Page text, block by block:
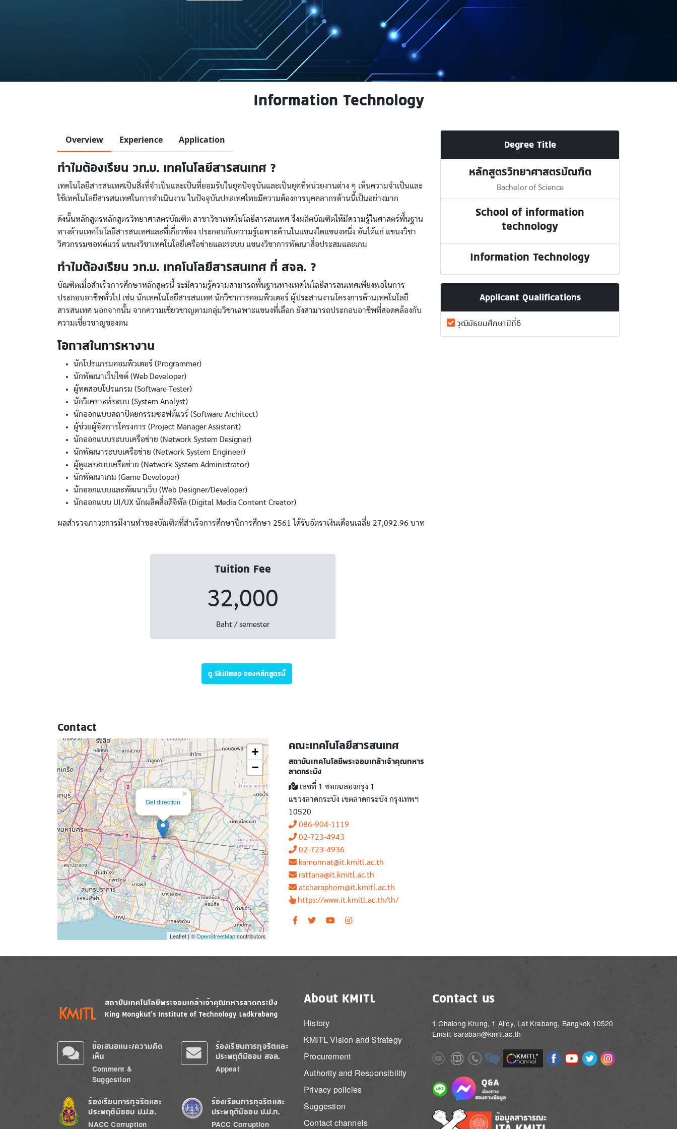
Information Technology
Overview Experience Application
ทำไมต้องเรียน วท.บ. เทคโนโลยีสารสนเทศ ?
เทคโนโลยีสารสนเทศเป็นสิ่งที่จำเป็นและเป็นที่ยอมรับในยุคปัจจุบันและเป็นยุคที่หน่วยงานต่าง ๆ เห็นความจำเป็นและ
ใช้เทคโนโลยีสารสนเทศในการดำเนินงาน ในปัจจุบันประเทศไทยมีความต้องการบุคคลากรด้านนี้เป็นอย่างมาก
ดังนั้นหลักสูตรหลักสูตรวิทยาศาสตรบัณฑิต สาขาวิชาเทคโนโลยีสารสนเทศ จึงผลิตบัณฑิตให้มีความรู้ในศาสตร์พื้นฐาน
ทางด้านเทคโนโลยีสารสนเทศและที่เกี่ยวข้อง ประกอบกับความรู้เฉพาะด้านในแขนงใดแขนงหนึ่ง อันได้แก่ แขนงวิชา
วิศวกรรมซอฟต์แวร์ แขนงวิชาเทคโนโลยีเครือข่ายและระบบ แขนงวิชาการพัฒนาสื่อประสมและเกม
ทำไมต้องเรียน วท.บ. เทคโนโลยีสารสนเทศ ที่ สจล. ?
บัณฑิตเมื่อสำเร็จการศึกษาหลักสูตรนี้ จะมีความรู้ความสามารถพื้นฐานทางเทคโนโลยีสารสนเทศเพียงพอในการ
ประกอบอาชีพทั่วไป เช่น นักเทคโนโลยีสารสนเทศ นักวิชาการคอมพิวเตอร์ ผู้ประสานงานโครงการด้านเทคโนโลยี
สารสนเทศ นอกจากนั้น จากความเชี่ยวชาญตามกลุ่มวิชาเฉพาะแขนงที่เลือก ยังสามารถประกอบอาชีพที่สอดคล้องกับ
ความเชี่ยวชาญของตน
โอกาสในการหางาน
นักโปรแกรมคอมพิวเตอร์ (Programmer)
นักพัฒนาเว็บไซต์ (Web Developer)
ผู้ทดสอบโปรแกรม (Software Tester)
นักวิเคราะห์ระบบ (System Analyst)
นักออกแบบสถาปัตยกรรมซอฟต์แวร์ (Software Architect)
ผู้ช่วยผู้จัดการโครงการ (Project Manager Assistant)
นักออกแบบระบบเครือข่าย (Network System Designer)
นักพัฒนาระบบเครือข่าย (Network System Engineer)
ผู้ดูแลระบบเครือข่าย (Network System Administrator)
นักพัฒนาเกม (Game Developer)
นักออกแบบและพัฒนาเว็บ (Web Designer/Developer)
นักออกแบบ UI/UX นักผลิตสื่อดิจิทัล (Digital Media Content Creator)
ผลสำรวจภาวะการมีงานทำของบัณฑิตที่สำเร็จการศึกษาปีการศึกษา 2561 ได้รับอัตราเงินเดือนเฉลี่ย 27,092.96 บาท
Tuition Fee
32,000
Baht / semester
ดู Skillmap ของหลักสูตรนี้
Contact
Get direction
×
+
−
Leaflet | ©OpenStreetMapcontributors
คณะเทคโนโลยีสารสนเทศ
สถาบันเทคโนโลยีพระจอมเกล้าเจ้าคุณทหาร
ลาดกระบัง
เลขที่ 1 ซอยฉลองกรุง 1
แขวงลาดกระบัง เขตลาดกระบัง กรุงเทพฯ
10520
086-904-1119
02-723-4943
02-723-4936
kamonnat@it.kmitl.ac.th
rattana@it.kmitl.ac.th
atcharaphorn@it.kmitl.ac.th
https://www.it.kmitl.ac.th/th/
Degree Title
หลักสูตรวิทยาศาสตรบัณฑิต
Bachelor of Science
School of information
technology
Information Technology
Applicant Qualifications
วุฒิมัธยมศึกษาปีที่6
Image Image
ข้อเสนอแนะ/ความคิด
เห็น
Comment &
Suggestion
ร้องเรียนการทุจริตและ
ประพฤติมิชอบ สจล.
Appeal
Image
ร้องเรียนการทุจริตและ
ประพฤติมิชอบ ป.ป.ช.
NACC Corruption
Image
ร้องเรียนการทุจริตและ
ประพฤติมิชอบ ป.ป.ท.
PACC Corruption
About KMITL
History
KMITL Vision and Strategy
Procurement
Authority and Responsibility
Privacy policies
Suggestion
Contact channels
Contact us
1 Chalong Krung, 1 Alley, Lat Krabang, Bangkok 10520
Email: saraban@kmitl.ac.th
ImageImageImageImage Image ImageImageImageImage
Image Image
Image